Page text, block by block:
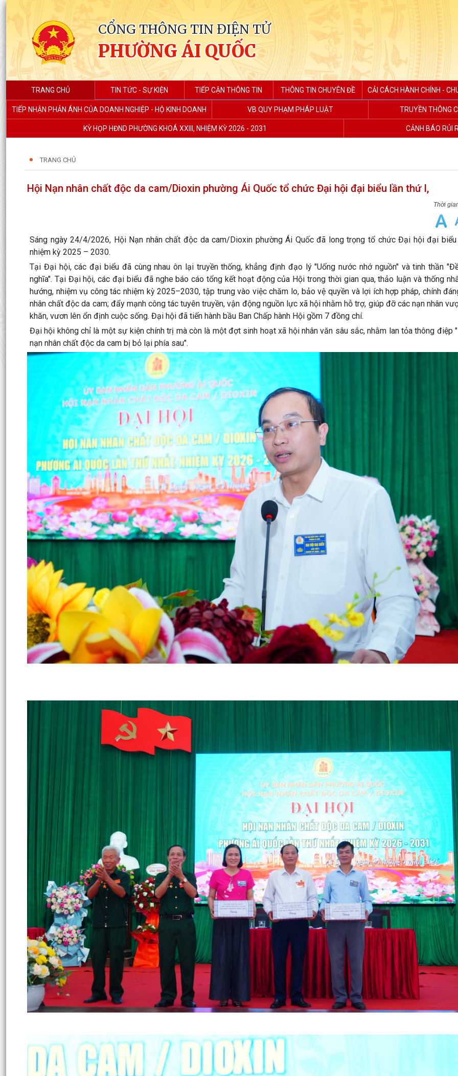
CỔNG THÔNG TIN ĐIỆN TỬ
PHƯỜNG ÁI QUỐC
TRANG CHỦ TIN TỨC - SỰ KIỆN TIẾP CẬN THÔNG TIN THÔNG TIN CHUYÊN ĐỀ CẢI CÁCH HÀNH CHÍNH -
TIẾP NHẬN PHẢN ÁNH CỦA DOANH NGHIỆP - HỘ KINH DOANH VB QUY PHẠM PHÁP LUẬT TRUYỀN THÔNG
KỲ HỌP HĐND PHƯỜNG KHOÁ XXIII, NHIỆM KỲ 2026 - 2031 CẢNH BÁO RỦI
TRANG CHỦ
Hội Nạn nhân chất độc da cam/Dioxin phường Ái Quốc tổ chức Đại hội đại biểu lần thứ I,
Sáng ngày 24/4/2026, Hội Nạn nhân chất độc da cam/Dioxin phường Ái Quốc đã long trọng tổ chức Đại hội đại
nhiệm kỳ 2025 – 2030.
Tại Đại hội, các đại biểu đã cùng nhau ôn lại truyền thống, khẳng định đạo lý "Uống nước nhớ nguồn" và tinh thần
nghĩa". Tại Đại hội, các đại biểu đã nghe báo cáo tổng kết hoạt động của Hội trong thời gian qua, thảo luận và thống
hướng, nhiệm vụ công tác nhiệm kỳ 2025–2030, tập trung vào việc chăm lo, bảo vệ quyền và lợi ích hợp pháp, chính
nhân chất độc da cam; đẩy mạnh công tác tuyên truyền, vận động nguồn lực xã hội nhằm hỗ trợ, giúp đỡ các nạn nhân
khăn, vươn lên ổn định cuộc sống. Đại hội đã tiến hành bầu Ban Chấp hành Hội gồm 7 đồng chí.
Đại hội không chỉ là một sự kiện chính trị mà còn là một đợt sinh hoạt xã hội nhân văn sâu sắc, nhằm lan tỏa thông điệp
nạn nhân chất độc da cam bị bỏ lại phía sau".